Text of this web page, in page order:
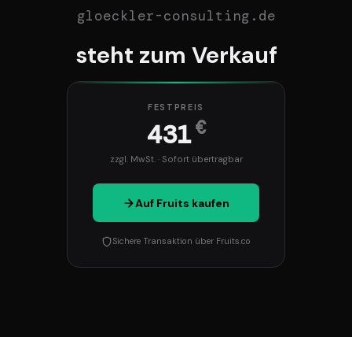
gloeckler-consulting.de
steht zum Verkauf
FESTPREIS
431€
zzgl. MwSt. · Sofort übertragbar
Auf Fruits kaufen
Sichere Transaktion über Fruits.co